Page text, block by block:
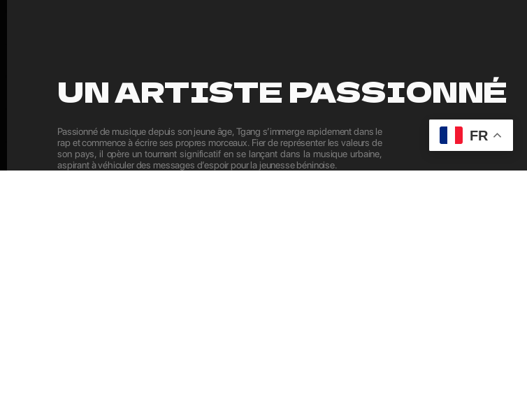
UN ARTISTE PASSIONNÉ
Passionné de musique depuis son jeune âge, Tgang s’immerge rapidement dans le
rap et commence à écrire ses propres morceaux. Fier de représenter les valeurs de
son pays, il opère un tournant significatif en se lançant dans la musique urbaine,
aspirant à véhiculer des messages d’espoir pour la jeunesse béninoise.
FR